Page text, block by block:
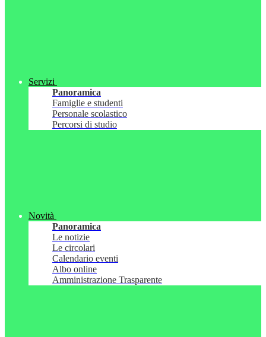
Servizi
Panoramica
Famiglie e studenti
Personale scolastico
Percorsi di studio
Novità
Panoramica
Le notizie
Le circolari
Calendario eventi
Albo online
Amministrazione Trasparente